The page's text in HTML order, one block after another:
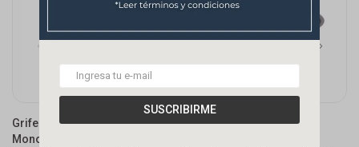
SUSCRIBIRME
Grifería De Bidet
Monocomando Con
Grifería De Bidet